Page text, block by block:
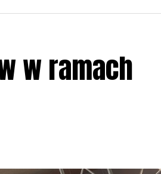
się w aktywne
grillu.Na wydarzenie obowiązują
w ramach